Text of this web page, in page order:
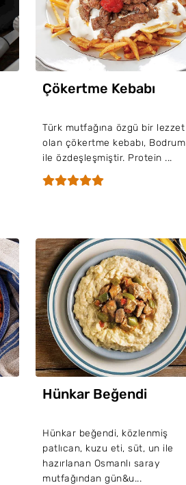
Çökertme Kebabı
Türk mutfağına özgü bir lezzet
olan çökertme kebabı, Bodrum
ile özdeşleşmiştir. Protein ...
Hünkar Beğendi
Hünkar beğendi, közlenmiş
patlıcan, kuzu eti, süt, un ile
hazırlanan Osmanlı saray
mutfağından gün&u...